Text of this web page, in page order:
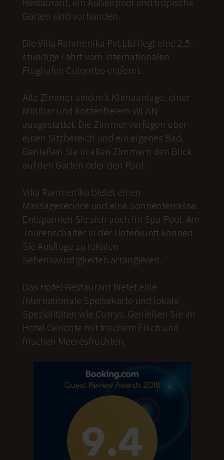
Gärten sind vorhanden.
Die Villa Ranmenika Pvt.Ltd liegt eine 2,5-
stündige Fahrt vom internationalen
Flughafen Colombo entfernt.
Alle Zimmer sind mit Klimaanlage, einer
Minibar und kostenfreiem WLAN
ausgestattet. Die Zimmer verfügen über
einen Sitzbereich und ein eigenes Bad.
Genießen Sie in allen Zimmern den Blick
auf den Garten oder den Pool.
Villa Ranmenika bietet einen
Massageservice und eine Sonnenterrasse.
Entspannen Sie sich auch im Spa-Pool. Am
Tourenschalter in der Unterkunft können
Sie Ausflüge zu lokalen
Sehenswürdigkeiten arrangieren.
Das Hotel-Restaurant bietet eine
internationale Speisekarte und lokale
Spezialitäten wie Currys. Genießen Sie im
Hotel Gerichte mit frischem Fisch und
frischen Meeresfrüchten.